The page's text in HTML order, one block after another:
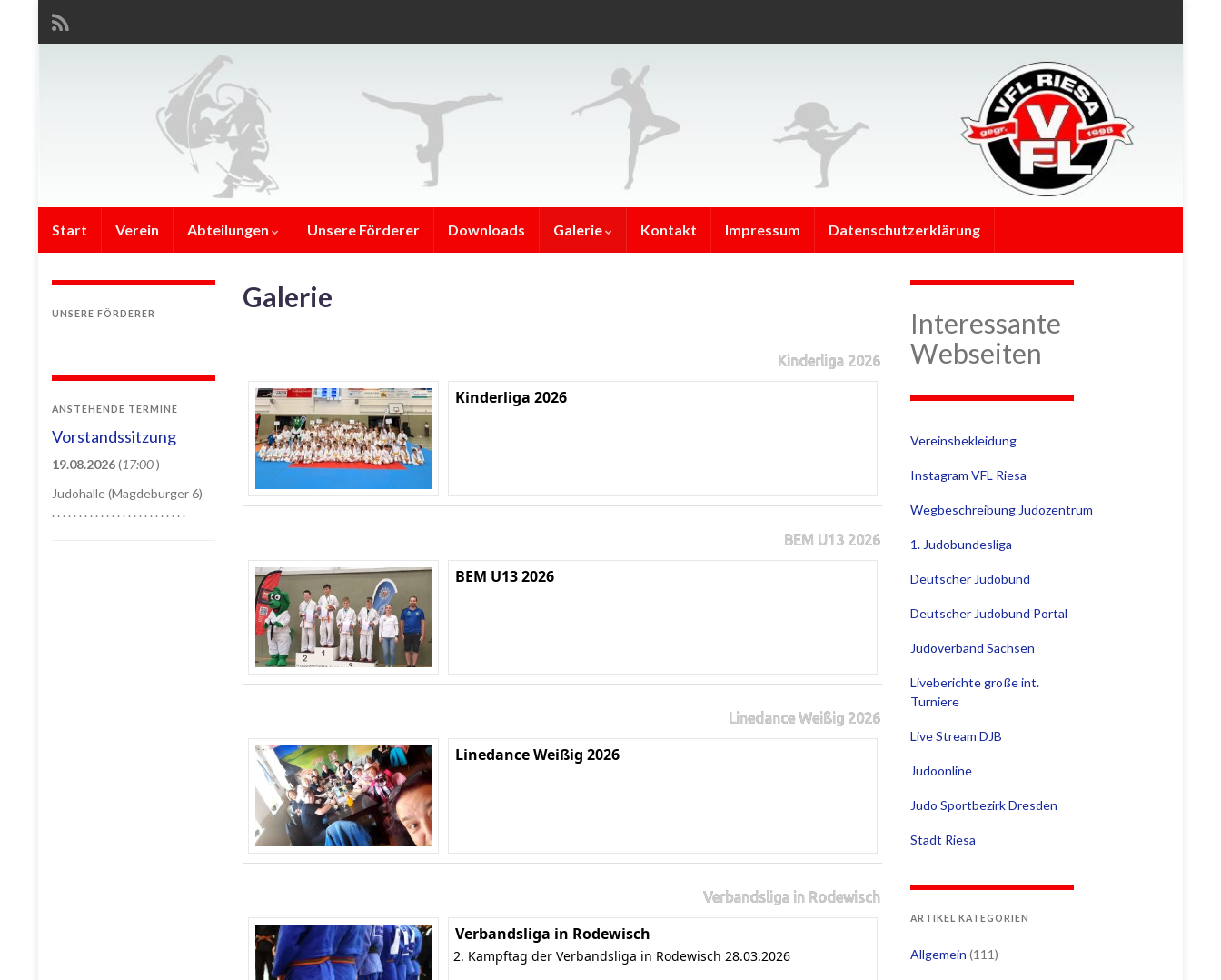
Start Verein Abteilungen Unsere Förderer Downloads Galerie Kontakt Impressum Datenschutzerklärung
Galerie
Kinderliga 2026
Kinderliga 2026
BEM U13 2026
BEM U13 2026
Linedance Weißig 2026
Linedance Weißig 2026
Verbandsliga in Rodewisch
Verbandsliga in Rodewisch
2. Kampftag der Verbandsliga in Rodewisch 28.03.2026
UNSERE FÖRDERER
ANSTEHENDE TERMINE
Vorstandssitzung
19.08.2026(17:00)
Judohalle (Magdeburger 6)
. . . . . . . . . . . . . . . . . . . . . . . . .
Interessante
Webseiten
Vereinsbekleidung
Instagram VFL Riesa
Wegbeschreibung Judozentrum
1. Judobundesliga
Deutscher Judobund
Deutscher Judobund Portal
Judoverband Sachsen
Liveberichte große int.
Turniere
Live Stream DJB
Judoonline
Judo Sportbezirk Dresden
Stadt Riesa
ARTIKEL KATEGORIEN
Allgemein (111)